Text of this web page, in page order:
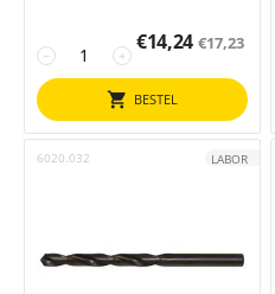
+
−
€14,24 €17,23
BESTEL
6020.032 LABOR